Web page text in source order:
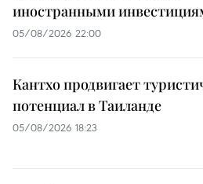
иностранными
05/08/2026 22:00
Кантхо продвигает
потенциал в Таиланде
05/08/2026 18:23